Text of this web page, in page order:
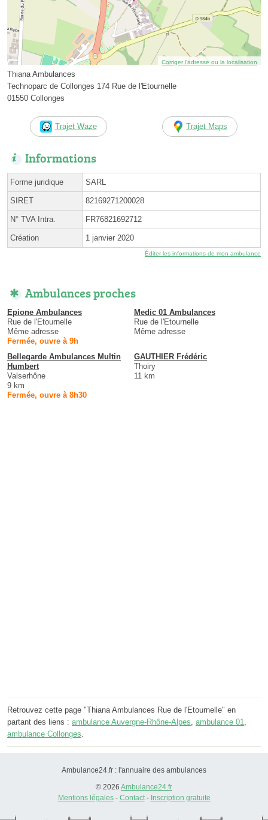
Corriger l’adresse ou la localisation
Thiana Ambulances
Technoparc de Collonges 174 Rue de l'Etournelle
01550 Collonges
Trajet Waze Trajet Maps
Informations
Forme juridique SARL
SIRET 82169271200028
N° TVA Intra. FR76821692712
Création 1 janvier 2020
Éditer les informations de mon ambulance
Ambulances proches
Epione Ambulances
Rue de l'Etournelle
Même adresse
Fermée, ouvre à 9h
Medic 01 Ambulances
Rue de l'Etournelle
Même adresse
Bellegarde Ambulances Multin
Humbert
Valserhône
9 km
Fermée, ouvre à 8h30
GAUTHIER Frédéric
Thoiry
11 km
Retrouvez cette page "Thiana Ambulances Rue de l'Etournelle" en
partant des liens : ambulance Auvergne-Rhône-Alpes ambulance 01
ambulance Collonges
Ambulance24.fr : l'annuaire des ambulances
© 2026 Ambulance24.fr
Mentions légales- Contact- Inscription gratuite